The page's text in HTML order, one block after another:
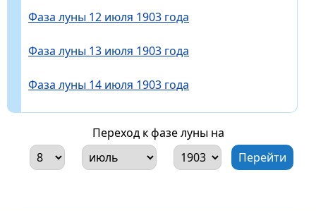
Фаза луны 12 июля 1903 года
Фаза луны 13 июля 1903 года
Фаза луны 14 июля 1903 года
Переход к фазе луны на